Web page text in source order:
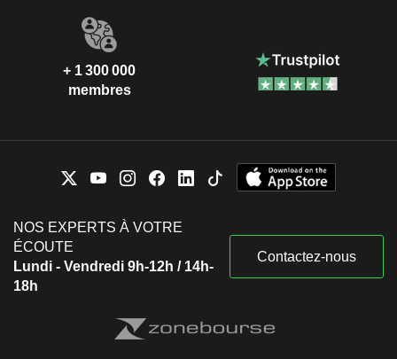
+ 1 300 000
membres
NOS EXPERTS À VOTRE
ÉCOUTE
Lundi - Vendredi 9h-12h / 14h-
18h
Contactez-nous